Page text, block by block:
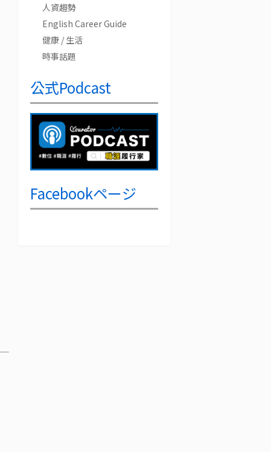
人資趨勢
English Career Guide
健康 / 生活
時事話題
公式Podcast
Facebookページ